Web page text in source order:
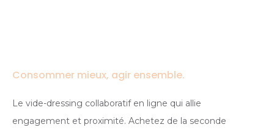
Consommer mieux, agir ensemble.
Le vide-dressing collaboratif en ligne qui allie
engagement et proximité. Achetez de la seconde